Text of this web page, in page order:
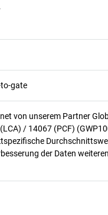
gate
von unserem Partner
/ 14067 (PCF)
der Daten